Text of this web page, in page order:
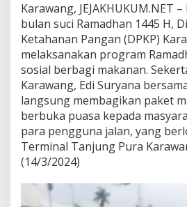
r
a
w
a
g
M
e
l
a
k
Karawang, JEJAKHUKUM.NET
bulan suci Ramadhan 1445 H,
Ketahanan Pangan (DPKP)
melaksanakan program
sosial berbagi makanan.
Karawang, Edi Suryana
langsung membagikan paket
berbuka puasa kepada
para pengguna jalan, yang
Terminal Tanjung Pura
(14/3/2024)